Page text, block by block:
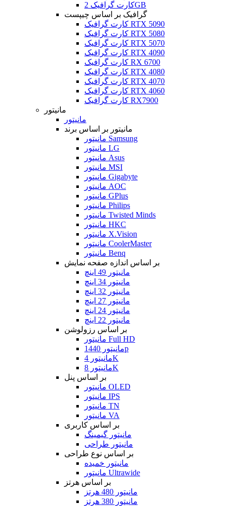
کارت گرافیک 2GB
گرافیک بر اساس چیپست
کارت گرافیک RTX 5090
کارت گرافیک RTX 5080
کارت گرافیک RTX 5070
کارت گرافیک RTX 4090
کارت گرافیک RX 6700
کارت گرافیک RTX 4080
کارت گرافیک RTX 4070
کارت گرافیک RTX 4060
کارت گرافیک RX7900
مانیتور
مانیتور
مانیتور بر اساس برند
مانیتور Samsung
مانیتور LG
مانیتور Asus
مانیتور MSI
مانیتور Gigabyte
مانیتور AOC
مانیتور GPlus
مانیتور Philips
مانیتور Twisted Minds
مانیتور HKC
مانیتور X.Vision
مانیتور CoolerMaster
مانیتور Benq
بر اساس اندازه صفحه نمایش
مانیتور 49 اینچ
مانیتور 34 اینچ
مانیتور 32 اینچ
مانیتور 27 اینچ
مانیتور 24 اینچ
مانیتور 22 اینچ
بر اساس رزولوشن
مانیتور Full HD
مانیتور 1440p
مانیتور 4K
مانیتور 8K
بر اساس پنل
مانیتور OLED
مانیتور IPS
مانیتور TN
مانیتور VA
بر اساس کاربری
مانیتور گیمینگ
مانیتور طراحی
بر اساس نوع طراحی
مانیتور خمیده
مانیتور Ultrawide
بر اساس هرتز
مانیتور 480 هرتز
مانیتور 380 هرتز